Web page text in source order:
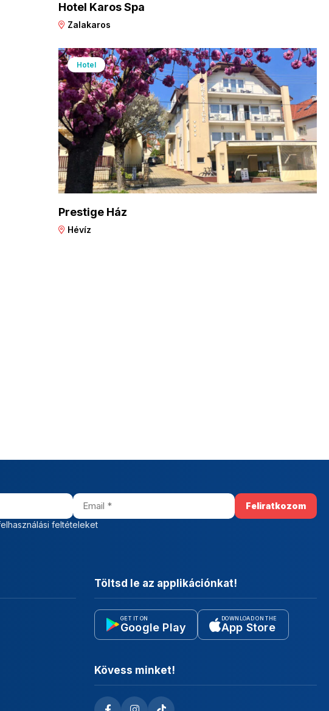
Hotel Karos Spa
Zalakaros
Hotel
Prestige Ház
Hévíz
feltételeket
Töltsd le az applikációnkat!
GET IT ON
Google Play
DOWNLOAD ON THE
App Store
Kövess minket!